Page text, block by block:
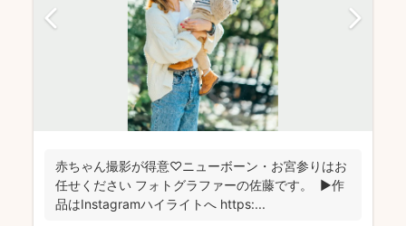
赤ちゃん撮影が得意♡ニューボーン・お宮参りはお
任せください フォトグラファーの佐藤です。 ▶︎作
品はInstagramハイライトへ https:...